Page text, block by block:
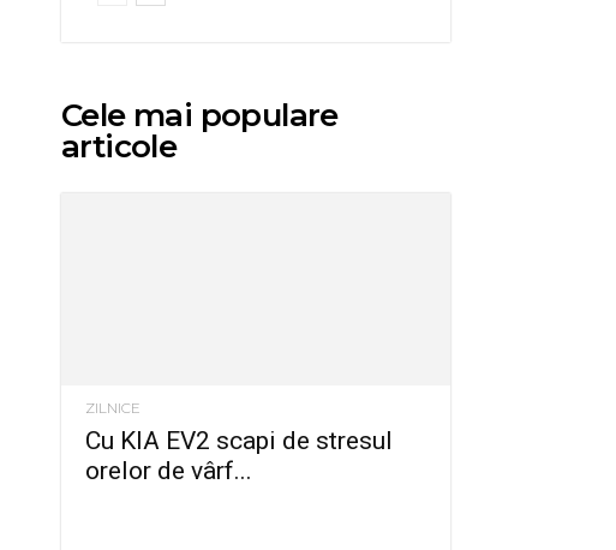
Cele mai populare
articole
ZILNICE
Cu KIA EV2 scapi de stresul
orelor de vârf...